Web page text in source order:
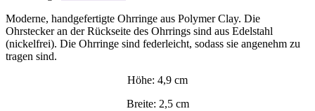
Moderne, handgefertigte Ohrringe aus Polymer Clay. Die
Ohrstecker an der Rückseite des Ohrrings sind aus Edelstahl
(nickelfrei). Die Ohrringe sind federleicht, sodass sie angenehm zu
tragen sind.
Höhe: 4,9 cm
Breite: 2,5 cm